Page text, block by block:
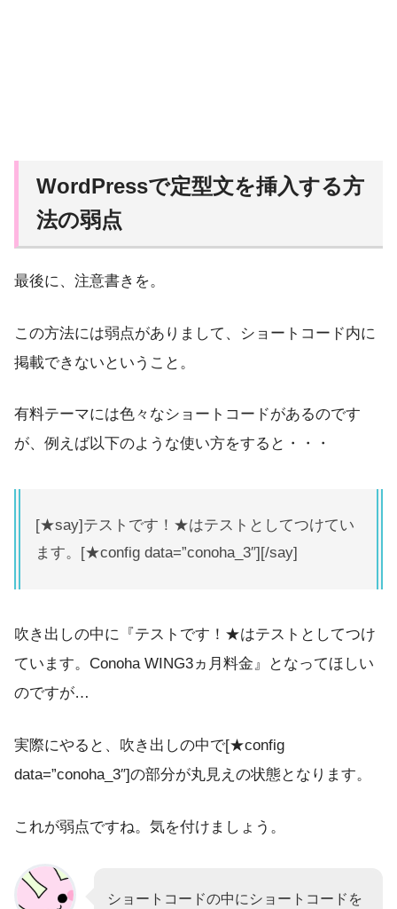
WordPressで定型文を挿入する方
法の弱点
最後に、注意書きを。
この方法には弱点がありまして、ショートコード内に
掲載できないということ。
有料テーマには色々なショートコードがあるのです
が、例えば以下のような使い方をすると・・・
[★say]テストです！★はテストとしてつけてい
ます。[★config data=”conoha_3″][/say]
吹き出しの中に『テストです！★はテストとしてつけ
ています。Conoha WING3ヵ月料金』となってほしい
のですが…
実際にやると、吹き出しの中で[★config
data=”conoha_3″]の部分が丸見えの状態となります。
これが弱点ですね。気を付けましょう。
ショートコードの中にショートコードを